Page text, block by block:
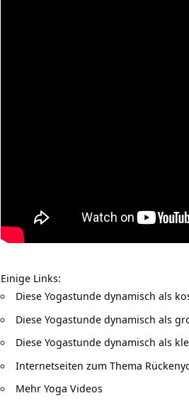
Einige Links:
Diese Yogastunde dynamisch als
Diese Yogastunde dynamisch als
Diese Yogastunde dynamisch als
Internetseiten zum Thema
Mehr Yoga Videos